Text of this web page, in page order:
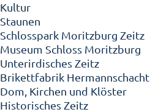
Kultur
Staunen
Schlosspark Moritzburg Zeitz
Museum Schloss Moritzburg
Unterirdisches Zeitz
Brikettfabrik Hermannschacht
Dom, Kirchen und Klöster
Historisches Zeitz